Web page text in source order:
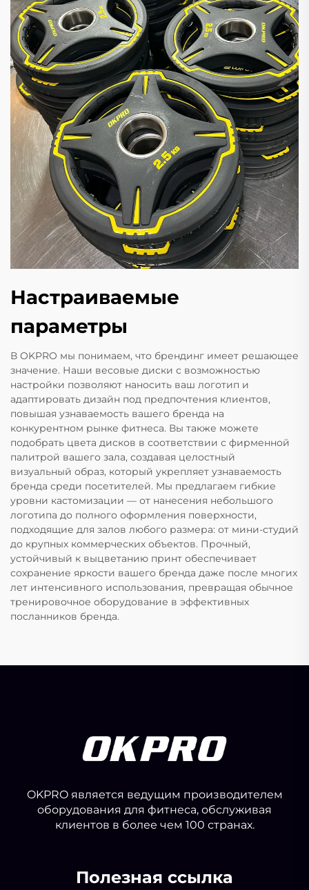
Настраиваемые
параметры
В OKPRO мы понимаем, что брендинг имеет решающее
значение. Наши весовые диски с возможностью
настройки позволяют наносить ваш логотип и
адаптировать дизайн под предпочтения клиентов,
повышая узнаваемость вашего бренда на
конкурентном рынке фитнеса. Вы также можете
подобрать цвета дисков в соответствии с фирменной
палитрой вашего зала, создавая целостный
визуальный образ, который укрепляет узнаваемость
бренда среди посетителей. Мы предлагаем гибкие
уровни кастомизации — от нанесения небольшого
логотипа до полного оформления поверхности,
подходящие для залов любого размера: от мини-студий
до крупных коммерческих объектов. Прочный,
устойчивый к выцветанию принт обеспечивает
сохранение яркости вашего бренда даже после многих
лет интенсивного использования, превращая обычное
тренировочное оборудование в эффективных
посланников бренда.
OKPRO является ведущим производителем
оборудования для фитнеса, обслуживая
клиентов в более чем 100 странах.
Полезная ссылка